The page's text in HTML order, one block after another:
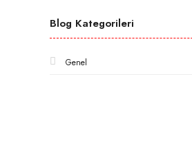
Blog Kategorileri
Genel